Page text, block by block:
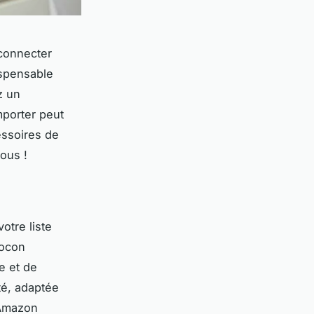
un
peut
de
!
liste
et de
adaptée